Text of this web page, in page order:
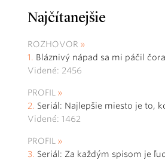
Najčítanejšie
ROZHOVOR
Bláznivý nápad sa mi páčil
Videné: 2456
PROFIL
Seriál: Najlepšie miesto je to,
Videné: 1462
PROFIL
Seriál: Za každým spisom je